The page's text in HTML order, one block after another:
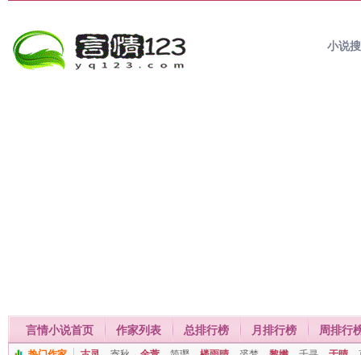
小说
言情小说首页 作家列表 总排行榜 月排行榜 周排行